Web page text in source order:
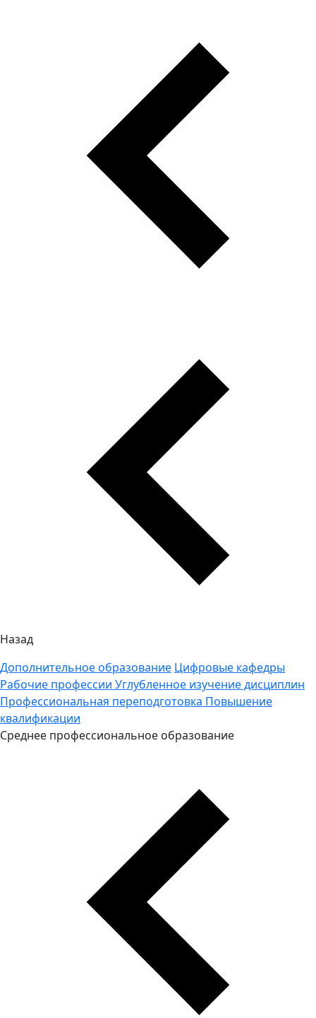
Назад
Дополнительное образование Цифровые кафедры
Рабочие профессии Углубленное изучение дисциплин
Профессиональная переподготовка Повышение
квалификации
Среднее профессиональное образование